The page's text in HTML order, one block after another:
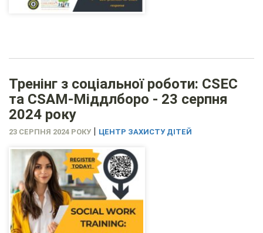
Тренінг з соціальної роботи: CSEC
та CSAM-Міддлборо - 23 серпня
2024 року
23 СЕРПНЯ 2024 РОКУ | ЦЕНТР ЗАХИСТУ ДІТЕЙ